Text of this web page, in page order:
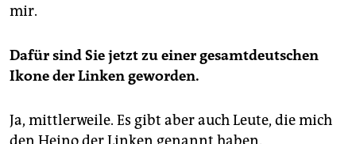
mir.
Dafür sind Sie jetzt zu einer gesamtdeutschen
Ikone der Linken geworden.
Ja, mittlerweile. Es gibt aber auch Leute, die mich